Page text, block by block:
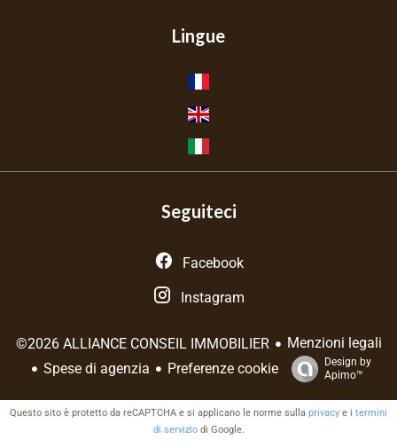
Lingue
Seguiteci
Facebook
Instagram
©2026 ALLIANCE CONSEIL IMMOBILIER
Menzioni legali
Spese di agenzia
Preferenze cookie
Design by
Apimo™
Questo sito è protetto da reCAPTCHA e si applicano le norme sulla privacy e i termini
di serviziodi Google.